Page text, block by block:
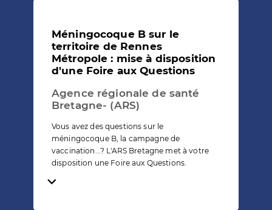
Méningocoque B sur le
territoire de Rennes
Métropole : mise à disposition
d'une Foire aux Questions
Agence régionale de santé
Bretagne- (ARS)
Vous avez des questions sur le
méningocoque B, la campagne de
vaccination...? L'ARS Bretagne met à votre
disposition une Foire aux Questions.
Temps de lecture